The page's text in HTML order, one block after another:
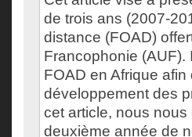
de trois ans (2007-
distance (FOAD)
Francophonie (AUF).
FOAD en Afrique
développement des
cet article, nous
deuxième année de